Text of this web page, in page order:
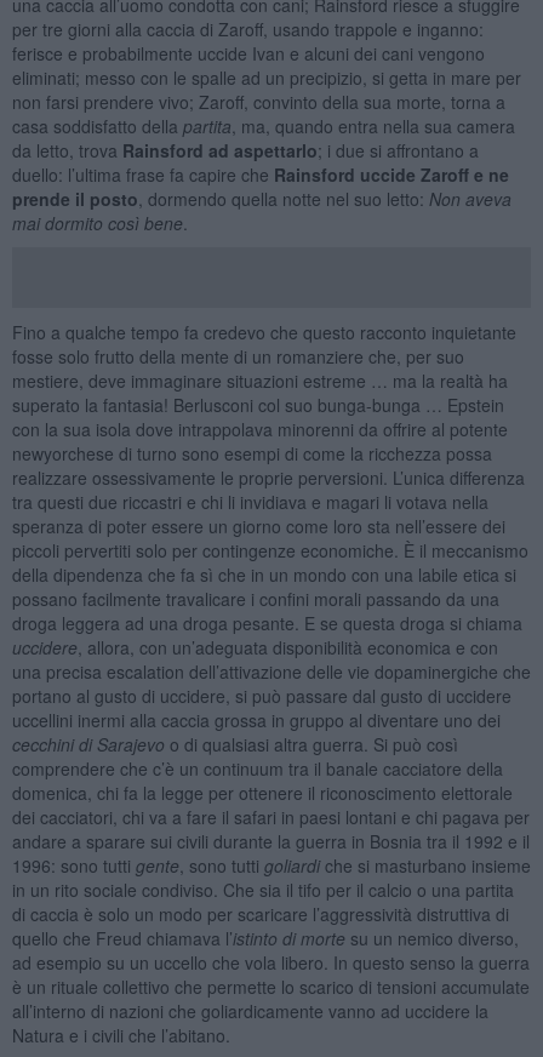
per tre giorni alla caccia di Zaroff, usando trappole e inganno:
ferisce e probabilmente uccide Ivan e alcuni dei cani vengono
eliminati; messo con le spalle ad un precipizio, si getta in mare per
non farsi prendere vivo; Zaroff, convinto della sua morte, torna a
casa soddisfatto della partita , ma, quando entra nella sua camera
da letto, trova Rainsford ad aspettarlo; i due si affrontano a
duello: l’ultima frase fa capire che Rainsford uccide Zaroff e ne
prende il posto , dormendo quella notte nel suo letto: Non aveva
mai dormito così bene
Fino a qualche tempo fa credevo che questo racconto inquietante
fosse solo frutto della mente di un romanziere che, per suo
mestiere, deve immaginare situazioni estreme … ma la realtà ha
superato la fantasia! Berlusconi col suo bunga-bunga … Epstein
con la sua isola dove intrappolava minorenni da offrire al potente
newyorchese di turno sono esempi di come la ricchezza possa
realizzare ossessivamente le proprie perversioni. L’unica differenza
tra questi due riccastri e chi li invidiava e magari li votava nella
speranza di poter essere un giorno come loro sta nell’essere dei
piccoli pervertiti solo per contingenze economiche. È il meccanismo
della dipendenza che fa sì che in un mondo con una labile etica si
possano facilmente travalicare i confini morali passando da una
droga leggera ad una droga pesante. E se questa droga si chiama
uccidere , allora, con un’adeguata disponibilità economica e con
una precisa escalation dell’attivazione delle vie dopaminergiche che
portano al gusto di uccidere, si può passare dal gusto di uccidere
uccellini inermi alla caccia grossa in gruppo al diventare uno dei
cecchini di Sarajevo o di qualsiasi altra guerra. Si può così
comprendere che c’è un continuum tra il banale cacciatore della
domenica, chi fa la legge per ottenere il riconoscimento elettorale
dei cacciatori, chi va a fare il safari in paesi lontani e chi pagava per
andare a sparare sui civili durante la guerra in Bosnia tra il 1992 e il
1996: sono tutti gente , sono tutti goliardiche si masturbano insieme
in un rito sociale condiviso. Che sia il tifo per il calcio o una partita
di caccia è solo un modo per scaricare l’aggressività distruttiva di
quello che Freud chiamava l’istinto di morte su un nemico diverso,
ad esempio su un uccello che vola libero. In questo senso la guerra
è un rituale collettivo che permette lo scarico di tensioni accumulate
all’interno di nazioni che goliardicamente vanno ad uccidere la
Natura e i civili che l’abitano.